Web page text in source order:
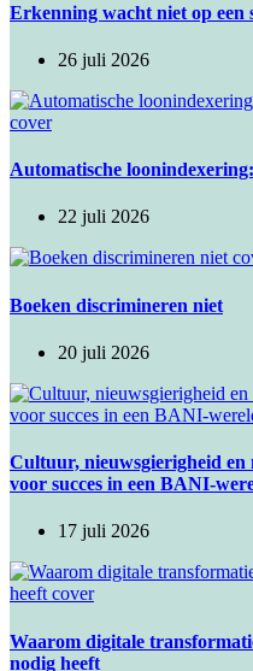
​Erkenning wacht niet op een
26 juli 2026
Automatische
22 juli 2026
Boeken discrimineren niet
20 juli 2026
Cultuur, nieuwsgierigheid en
voor succes in een BANI-
17 juli 2026
Waarom digitale
nodig heeft